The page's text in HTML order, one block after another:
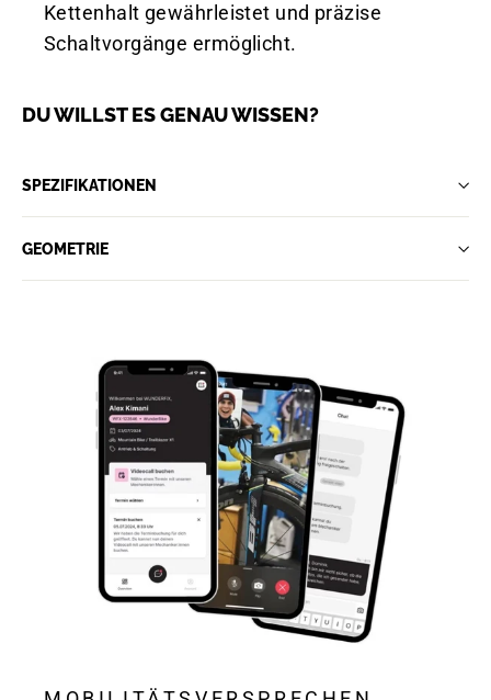
Kettenhalt gewährleistet und präzise
Schaltvorgänge ermöglicht.
DU WILLST ES GENAU WISSEN?
SPEZIFIKATIONEN
GEOMETRIE